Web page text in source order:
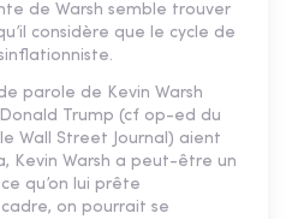
de Warsh semble trouver
considère que le cycle de
parole de Kevin Warsh
Trump (cf op-ed du
Wall Street Journal) aient
Kevin Warsh a peut-être un
qu’on lui prête
on pourrait se